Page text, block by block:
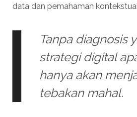
data dan pemahaman
Tanpa diagnosis
strategi digital
hanya akan
tebakan mahal.